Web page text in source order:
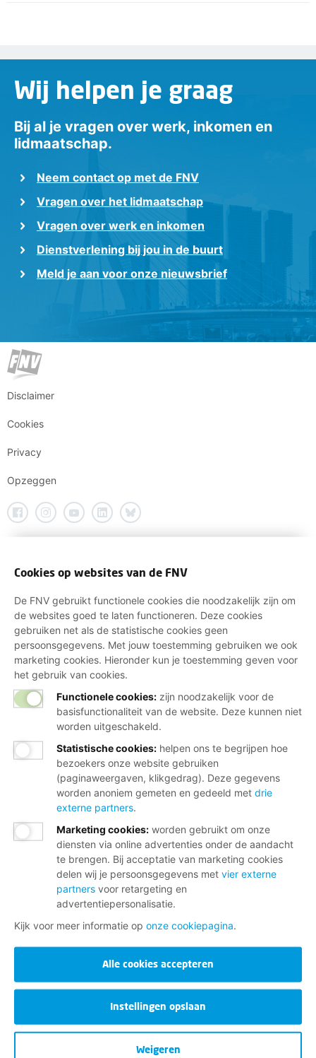
Wij helpen je graag
Bij al je vragen over werk, inkomen en
lidmaatschap.
Neem contact op met de FNV
Vragen over het lidmaatschap
Vragen over werk en inkomen
Dienstverlening bij jou in de buurt
Meld je aan voor onze nieuwsbrief
Disclaimer
Cookies
Privacy
Opzeggen
Cookies op websites van de FNV
De FNV gebruikt functionele cookies die noodzakelijk zijn om
de websites goed te laten functioneren. Deze cookies
gebruiken net als de statistische cookies geen
persoonsgegevens. Met jouw toestemming gebruiken we ook
marketing cookies. Hieronder kun je toestemming geven voor
het gebruik van cookies.
Functionele cookies: zijn noodzakelijk voor de
basisfunctionaliteit van de website. Deze kunnen niet
worden uitgeschakeld.
Statistische cookies: helpen ons te begrijpen hoe
bezoekers onze website gebruiken
(paginaweergaven, klikgedrag). Deze gegevens
worden anoniem gemeten en gedeeld met drie
externe partners.
Marketing cookies: worden gebruikt om onze
diensten via online advertenties onder de aandacht
te brengen. Bij acceptatie van marketing cookies
delen wij je persoonsgegevens met vier externe
partners voor retargeting en
advertentiepersonalisatie.
Kijk voor meer informatie op onze cookiepagina.
Alle cookies accepteren
Instellingen opslaan
Weigeren